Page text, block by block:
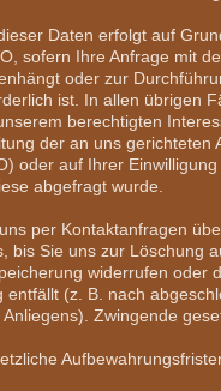
Daten erfolgt auf
sofern Ihre Anfrage mit
oder zur
ist. In allen übrigen
berechtigten
der an uns gerichteten
oder auf Ihrer
abgefragt wurde.
per Kontaktanfragen
bis Sie uns zur Löschung
widerrufen oder
entfällt (z. B. nach
Zwingende